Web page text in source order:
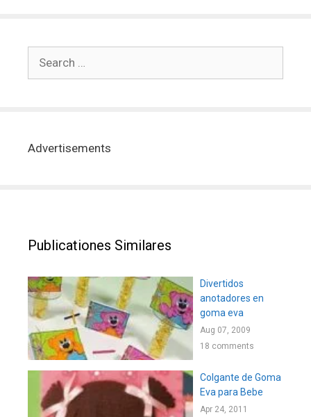
Advertisements
Publicationes Similares
Divertidos
anotadores en
goma eva
Aug 07, 2009
18 comments
Colgante de Goma
Eva para Bebe
Apr 24, 2011